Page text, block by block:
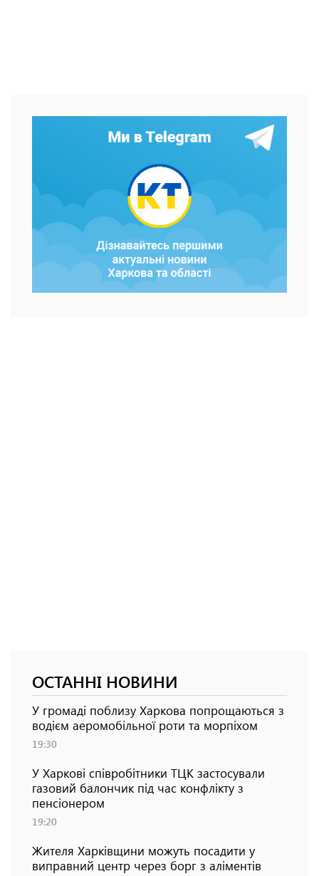
ОСТАННІ НОВИНИ
У громаді поблизу Харкова попрощаються з
водієм аеромобільної роти та морпіхом
19:30
У Харкові співробітники ТЦК застосували
газовий балончик під час конфлікту з
пенсіонером
19:20
Жителя Харківщини можуть посадити у
виправний центр через борг з аліментів